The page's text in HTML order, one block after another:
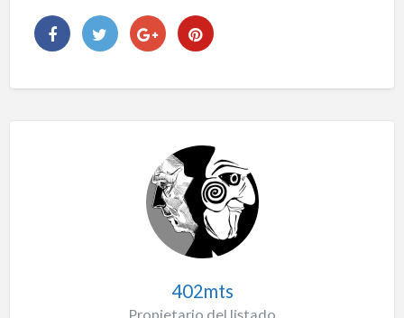
402mts
Propietario del listado